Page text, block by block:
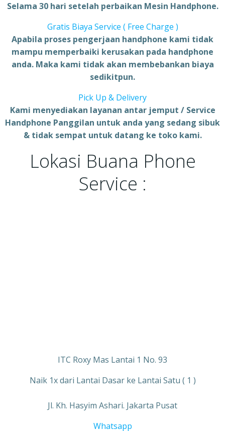
Selama 30 hari setelah perbaikan Mesin Handphone.
Gratis Biaya Service ( Free Charge )
Apabila proses pengerjaan handphone kami tidak
mampu memperbaiki kerusakan pada handphone
anda. Maka kami tidak akan membebankan biaya
sedikitpun.
Pick Up & Delivery
Kami menyediakan layanan antar jemput / Service
Handphone Panggilan untuk anda yang sedang sibuk
& tidak sempat untuk datang ke toko kami.
Lokasi Buana Phone
Service :
ITC Roxy Mas Lantai 1 No. 93
Naik 1x dari Lantai Dasar ke Lantai Satu ( 1 )
Jl. Kh. Hasyim Ashari. Jakarta Pusat
Whatsapp